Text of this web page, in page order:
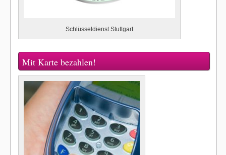
Schlüsseldienst Stuttgart
Mit Karte bezahlen!